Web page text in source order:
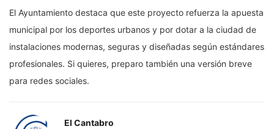
El Ayuntamiento destaca que este proyecto refuerza la apuesta
municipal por los deportes urbanos y por dotar a la ciudad de
instalaciones modernas, seguras y diseñadas según estándares
profesionales. Si quieres, preparo también una versión breve
para redes sociales.
El Cantabro